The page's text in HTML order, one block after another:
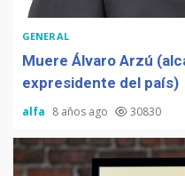
GENERAL
Muere Álvaro Arzú
expresidente del país)
alfa 8 años ago 30830